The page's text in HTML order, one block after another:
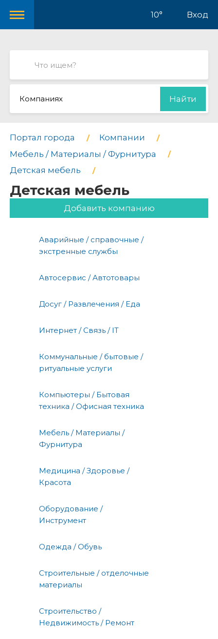
10° Вход
Компаниях Найти
Портал города
Компании
Мебель / Материалы / Фурнитура
Детская мебель
Детская мебель
Добавить компанию
Аварийные / справочные /
экстренные службы
Автосервис / Автотовары
Досуг / Развлечения / Еда
Интернет / Связь / IT
Коммунальные / бытовые /
ритуальные услуги
Компьютеры / Бытовая
техника / Офисная техника
Мебель / Материалы /
Фурнитура
Медицина / Здоровье /
Красота
Оборудование /
Инструмент
Одежда / Обувь
Строительные / отделочные
материалы
Строительство /
Недвижимость / Ремонт